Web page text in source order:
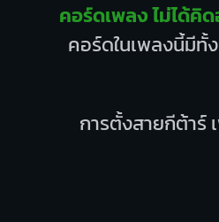
คอร์ดเพลง ไม่ได้คิด
คอร์ดในเพลงนี้มีทั้
การตั้งสายกีต้าร์